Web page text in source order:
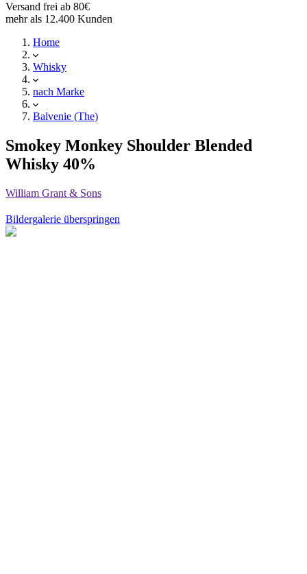
Versand frei ab 80€
mehr als 12.400 Kunden
Home
Whisky
nach Marke
Balvenie (The)
Smokey Monkey Shoulder Blended
Whisky 40%
William Grant & Sons
Bildergalerie überspringen